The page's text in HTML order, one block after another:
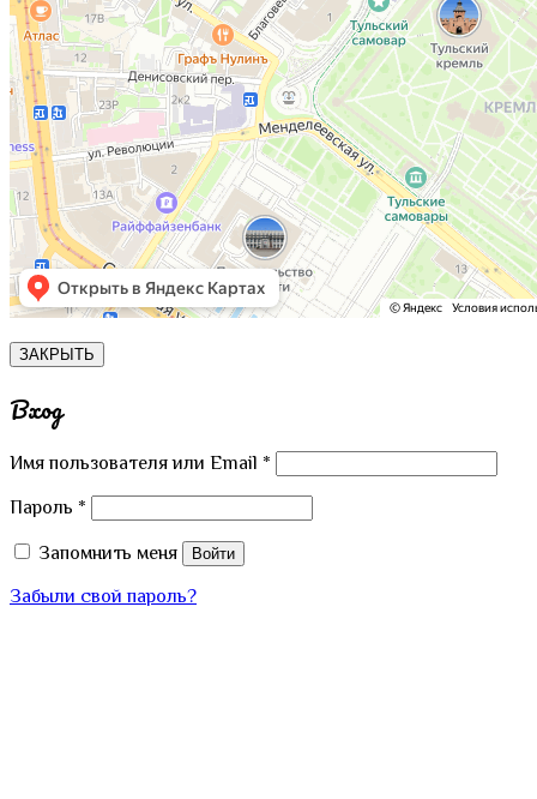
ЗАКРЫТЬ
Вход
Имя пользователя или Email *
Пароль *
Запомнить меня Войти
Забыли свой пароль?